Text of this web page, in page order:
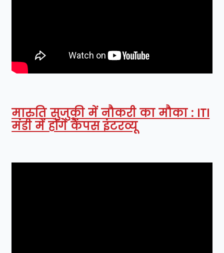
मारुति सुजुकी में नौकरी का मौका : ITI
मंडी में होंगे कैंपस इंटरव्यू